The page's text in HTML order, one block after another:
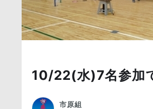
10/22(水)7名参加
市原組